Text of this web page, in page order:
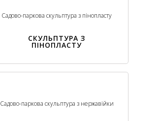
Садово-паркова скульптура з пінопласту
СКУЛЬПТУРА З
ПІНОПЛАСТУ
Садово-паркова скульптура з нержавійки